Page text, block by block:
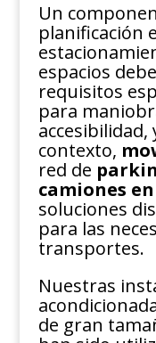
Un
planificación
espacios
requisitos
para
accesibilidad,
contexto,
red de
camiones
soluciones
para las
transportes.
Nuestras
de gran